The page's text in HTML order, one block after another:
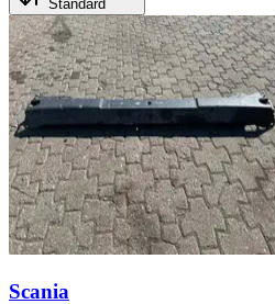
Standard
Scania